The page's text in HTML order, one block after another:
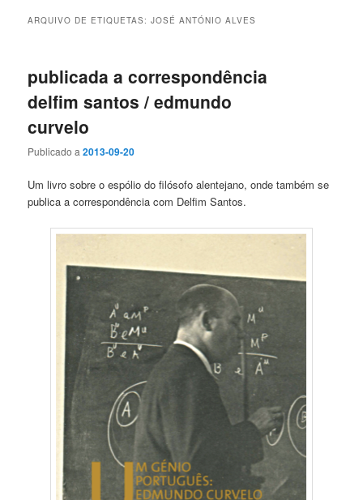
ARQUIVO DE ETIQUETAS:JOSÉ ANTÓNIO ALVES
publicada a correspondência
delfim santos / edmundo
curvelo
Publicado a2013-09-20
Um livro sobre o espólio do filósofo alentejano, onde também se
publica a correspondência com Delfim Santos.